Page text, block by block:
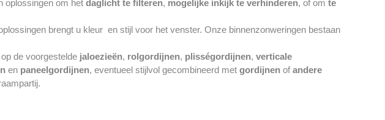
oplossingen om het daglicht te filteren, mogelijke inkijk te verhinderen, of om te
brengt u kleur en stijl voor het venster. Onze binnenzonweringen bestaan
de voorgestelde jaloezieën, rolgordijnen, plisségordijnen, verticale
en paneelgordijnen, eventueel stijlvol gecombineerd met gordijnenof andere